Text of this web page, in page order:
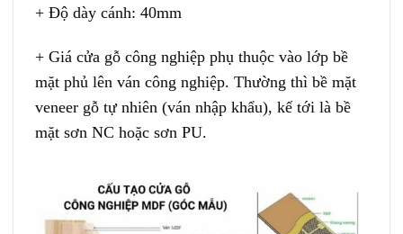
+ Độ dày cánh: 40mm
+ Giá cửa gỗ công nghiệp phụ thuộc vào lớp bề
mặt phủ lên ván công nghiệp. Thường thì bề mặt
veneer gỗ tự nhiên (ván nhập khẩu), kế tới là bề
mặt sơn NC hoặc sơn PU.